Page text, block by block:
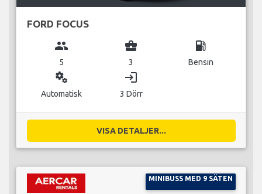
FORD FOCUS
group
5
business_center
3
local_gas_station
Bensin
miscellaneous_services
Automatisk
login
3 Dörr
VISA DETALJER...
MINIBUSS MED 9 SÄTEN